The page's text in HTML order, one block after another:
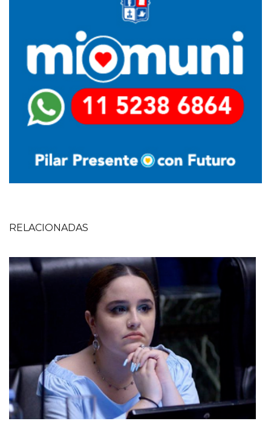
RELACIONADAS
Imagen